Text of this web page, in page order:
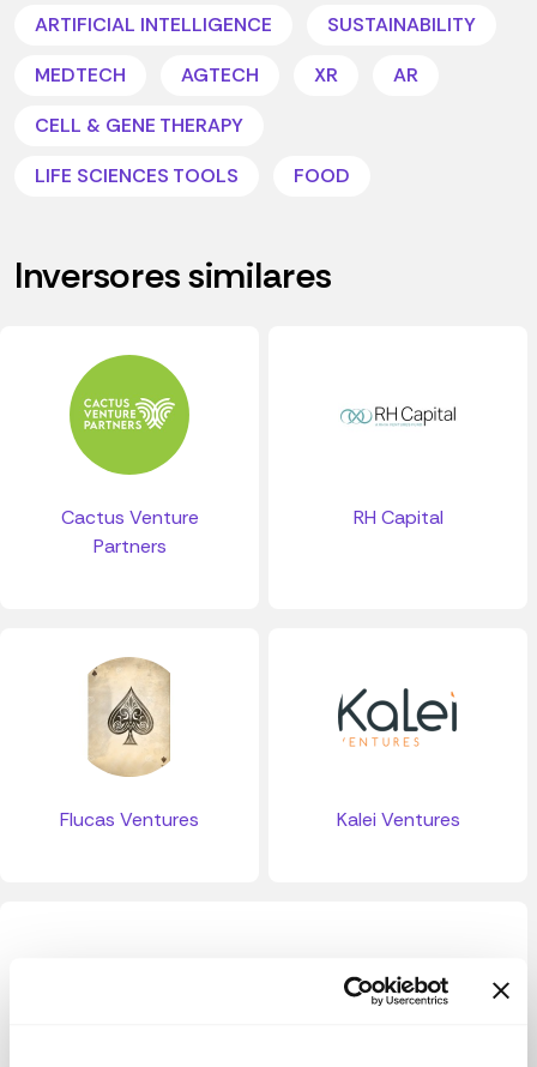
ARTIFICIAL INTELLIGENCE
SUSTAINABILITY
MEDTECH
AGTECH XR
AR
CELL & GENE THERAPY
LIFE SCIENCES TOOLS
FOOD
Inversores similares
Cactus Venture
Partners
RH Capital
Flucas Ventures Kalei Ventures